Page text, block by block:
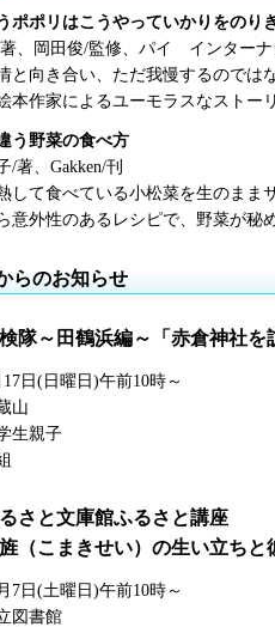
ポポリはこうやっていかりをのり
、岡田俊/監修、パイ
インター
と向き合い、ただ我慢するのでは
本作家によるユーモラスなストー
う野菜の食べ方
/著、Gakken/刊
して食べている小松菜を生のま
意外性のあるレシピで、野菜が秘
らのお知らせ
隊～田鶴浜編～「赤倉神社を
日(日曜日)午前10時～
山
生親子
さと文庫館ふるさと講座
旌（こまきせい）の生い立ちと
7日(土曜日)午前10時～
図書館